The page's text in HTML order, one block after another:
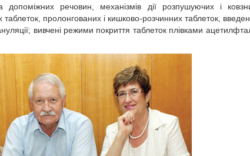
допоміжних речовин, механізмів дії розпушуючих і
пролонгованих і кишково-розчинних таблеток,
вивчені режими покриття таблеток плівками